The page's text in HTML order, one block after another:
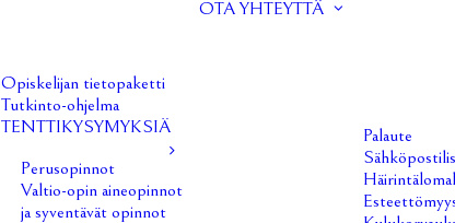
Opiskelijan tietopaketti
Tutkinto-ohjelma
TENTTIKYSYMYKSIÄ
Perusopinnot
Valtio-opin aineopinnot
ja syventävät opinnot
OTA YHTEYTTÄ
Palaute